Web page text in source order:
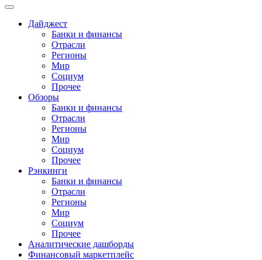
Дайджест
Банки и финансы
Отрасли
Регионы
Мир
Социум
Прочее
Обзоры
Банки и финансы
Отрасли
Регионы
Мир
Социум
Прочее
Рэнкинги
Банки и финансы
Отрасли
Регионы
Мир
Социум
Прочее
Аналитические дашборды
Финансовый маркетплейс